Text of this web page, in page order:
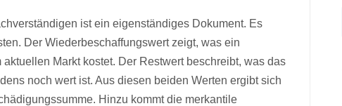
ist ein eigenständiges Dokument. Es
Der Wiederbeschaffungswert zeigt, was ein
Markt kostet. Der Restwert beschreibt, was das
noch wert ist. Aus diesen beiden Werten ergibt sich
Hinzu kommt die merkantile